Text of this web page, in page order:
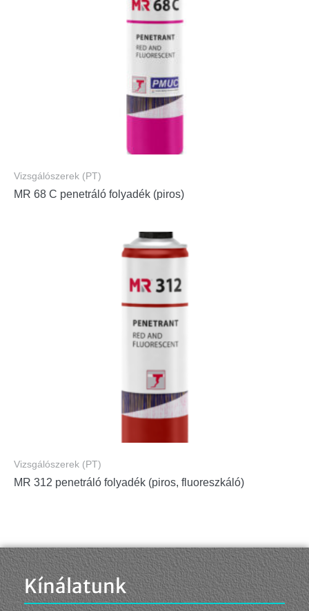
Vizsgálószerek (PT)
MR 68 C penetráló folyadék (piros)
Vizsgálószerek (PT)
MR 312 penetráló folyadék (piros, fluoreszkáló)
Kínálatunk